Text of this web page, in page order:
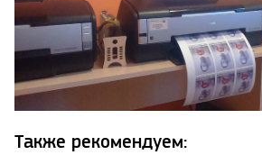
Также рекомендуем: